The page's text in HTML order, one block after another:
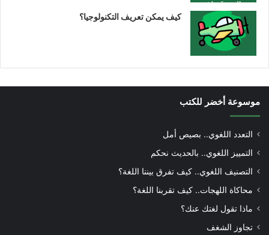
كيف يمكن تعريف التكنولوجيا؟
موسوعة أخضر للكتب
التعدد اللغوي.. بصيص أمل
التمييز اللغوي.. بالحديث نحكم
التصنيف اللغوي.. كيف تفرق بيننا اللغة؟
محاكاة اللهجات.. كيف تقربنا اللغة؟
ماذا تقول لغتك عنك؟
تجاوز الشغف